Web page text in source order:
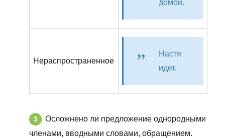
домой.
Нераспространенное
Настя
идет.
Осложнено ли предложение однородными
членами, вводными словами, обращением.